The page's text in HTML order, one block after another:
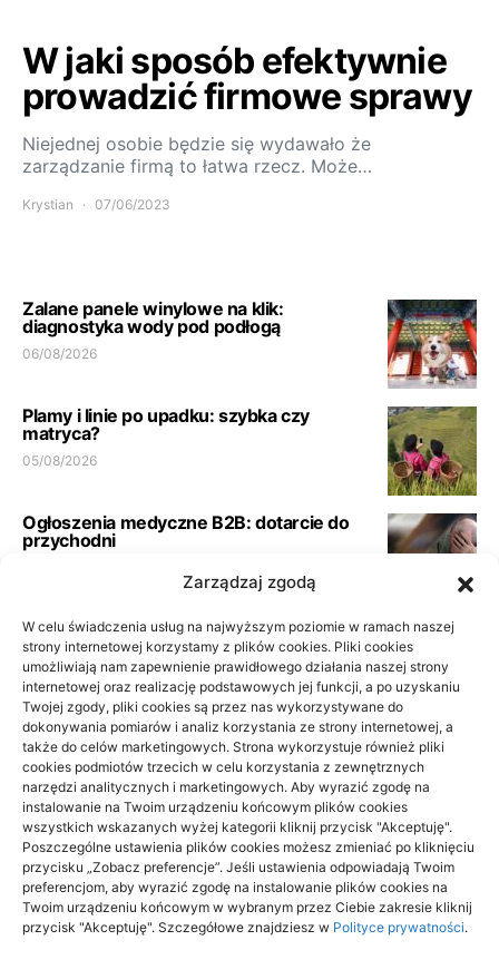
Zarządzaj zgodą
W celu świadczenia usług na najwyższym poziomie w ramach naszej
strony internetowej korzystamy z plików cookies. Pliki cookies
umożliwiają nam zapewnienie prawidłowego działania naszej strony
internetowej oraz realizację podstawowych jej funkcji, a po uzyskaniu
Twojej zgody, pliki cookies są przez nas wykorzystywane do
dokonywania pomiarów i analiz korzystania ze strony internetowej, a
także do celów marketingowych. Strona wykorzystuje również pliki
cookies podmiotów trzecich w celu korzystania z zewnętrznych
narzędzi analitycznych i marketingowych. Aby wyrazić zgodę na
instalowanie na Twoim urządzeniu końcowym plików cookies
wszystkich wskazanych wyżej kategorii kliknij przycisk "Akceptuję".
Poszczególne ustawienia plików cookies możesz zmieniać po kliknięciu
przycisku „Zobacz preferencje”. Jeśli ustawienia odpowiadają Twoim
preferencjom, aby wyrazić zgodę na instalowanie plików cookies na
Twoim urządzeniu końcowym w wybranym przez Ciebie zakresie kliknij
przycisk "Akceptuję". Szczegółowe znajdziesz w Polityce prywatności.
W jaki sposób efektywnie
prowadzić firmowe sprawy
Niejednej osobie będzie się wydawało że
zarządzanie firmą to łatwa rzecz. Może…
Krystian 07/06/2023
Zalane panele winylowe na klik:
diagnostyka wody pod podłogą
06/08/2026
Plamy i linie po upadku: szybka czy
matryca?
05/08/2026
Ogłoszenia medyczne B2B: dotarcie do
przychodni
Pełna księgowość spółki usługowej:
wymogi biura
21/06/2026
Podłoga do przedpokoju i korytarza: jak
wybrać materiał odporny na
codzienność
10/06/2026
4EVER